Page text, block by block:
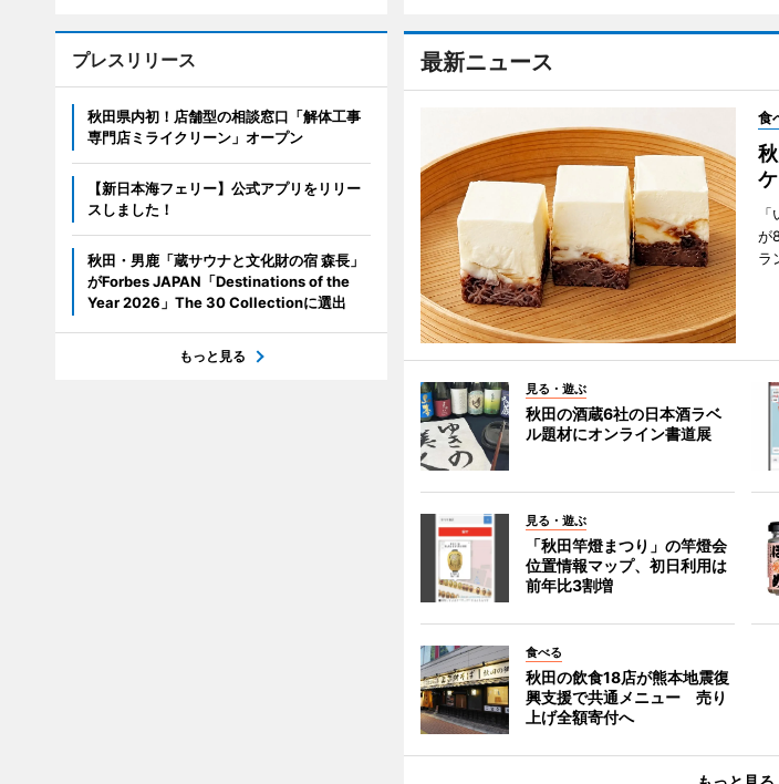
最新ニュース
食
が
ラ
見る・遊ぶ
秋田の酒蔵6社の日本酒ラベ
ル題材にオンライン書道展
見る・遊ぶ
「秋田竿燈まつり」の竿燈会
位置情報マップ、初日利用は
前年比3割増
食べる
秋田の飲食18店が熊本地震復
興支援で共通メニュー 売り
上げ全額寄付へ
プレスリリース
秋田県内初！店舗型の相談窓口「解体工事
専門店ミライクリーン」オープン
【新日本海フェリー】公式アプリをリリー
スしました！
秋田・男鹿「蔵サウナと文化財の宿 森長」
がForbes JAPAN「Destinations of the
Year 2026」The 30 Collectionに選出
もっと見る